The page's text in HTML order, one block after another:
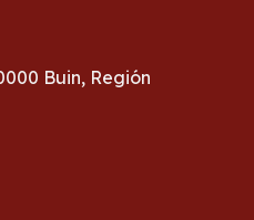
Buin, Región